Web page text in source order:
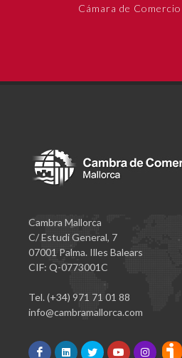
Cámara de
Cambra Mallorca
C/ Estudi General, 7
07001 Palma. Illes Balears
CIF: Q-0773001C
Tel. (+34) 971 71 01 88
info@cambramallorca.com